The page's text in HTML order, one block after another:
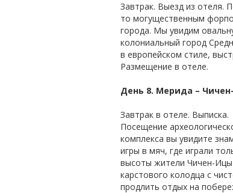
Завтрак. Выезд из отеля.
то могущественным
города. Мы увидим
колониальный город
в европейском стиле,
Размещение в отеле.
День 8. Мерида –
Завтрак в отеле. Выписка.
Посещение
комплекса вы увидите
игры в мяч, где играли
высоты жители Чичен-Ицы
карстового колодца с
продлить отдых на